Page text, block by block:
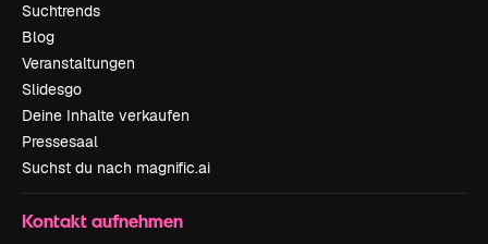
Suchtrends
Blog
Veranstaltungen
Slidesgo
Deine Inhalte verkaufen
Pressesaal
Suchst du nach magnific.ai
Kontakt aufnehmen